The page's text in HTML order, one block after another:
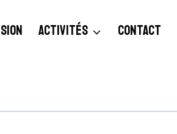
ACTIVITÉS CONTACT